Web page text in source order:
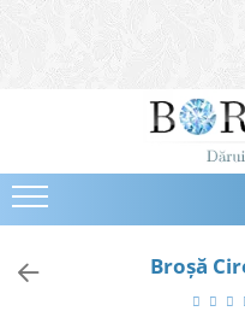
Bijuterii
Cercei
Bratari
Coliere
Broşă